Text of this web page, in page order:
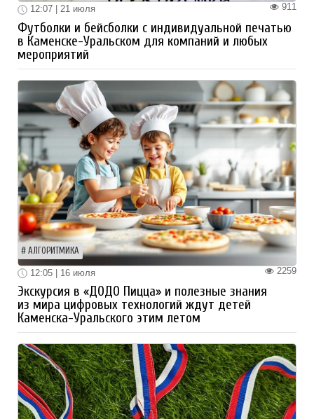
911
12:07 | 21 июля
Футболки и бейсболки с индивидуальной печатью
в Каменске-Уральском для компаний и любых
мероприятий
АЛГОРИТМИКА
2259
12:05 | 16 июля
Экскурсия в «ДОДО Пицца» и полезные знания
из мира цифровых технологий ждут детей
Каменска-Уральского этим летом